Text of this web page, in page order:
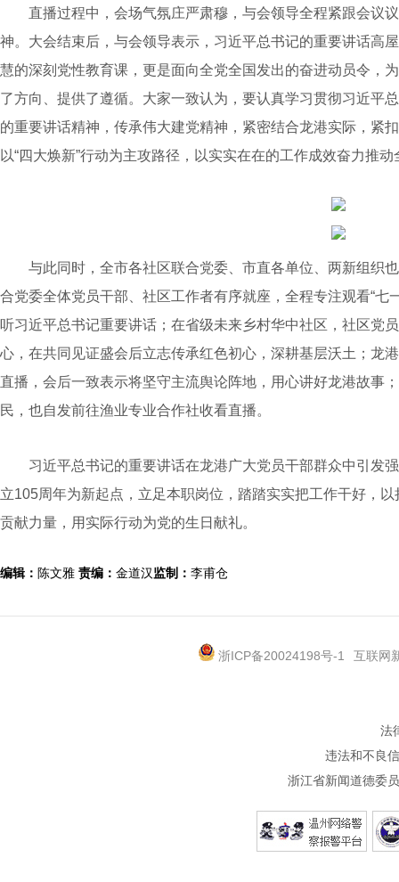
直播过程中，会场气氛庄严肃穆，与会领导全程紧跟会议
神。大会结束后，与会领导表示，习近平总书记的重要讲话高
慧的深刻党性教育课，更是面向全党全国发出的奋进动员令，
了方向、提供了遵循。大家一致认为，要认真学习贯彻习近平
的重要讲话精神，传承伟大建党精神，紧密结合龙港实际，紧
以“四大焕新”行动为主攻路径，以实实在在的工作成效奋力推
与此同时，全市各社区联合党委、市直各单位、两新组织
合党委全体党员干部、社区工作者有序就座，全程专注观看“七
听习近平总书记重要讲话；在省级未来乡村华中社区，社区党
心，在共同见证盛会后立志传承红色初心，深耕基层沃土；龙
直播，会后一致表示将坚守主流舆论阵地，用心讲好龙港故事
民，也自发前往渔业专业合作社收看直播。
习近平总书记的重要讲话在龙港广大党员干部群众中引发
立105周年为新起点，立足本职岗位，踏踏实实把工作干好，
贡献力量，用实际行动为党的生日献礼。
编辑： 陈文雅 责编： 金道汉监制： 李甫仓
浙ICP备20024198号-1 互联网
法
违法和不良
浙江省新闻道德委